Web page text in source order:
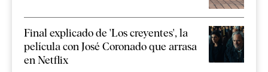
Final explicado de 'Los creyentes', la
película con José Coronado que arrasa
en Netflix